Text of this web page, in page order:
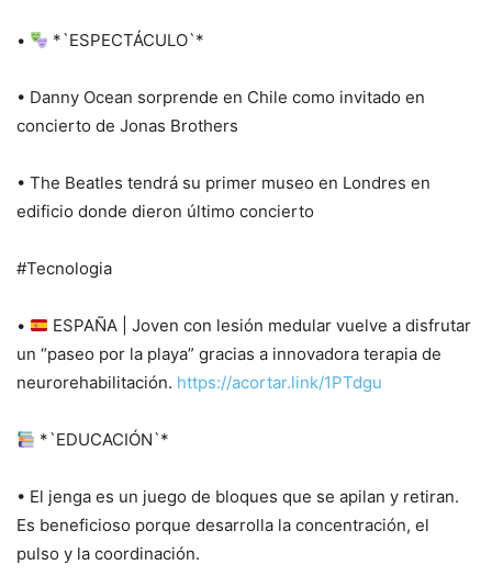
• *`ESPECTÁCULO`*
• Danny Ocean sorprende en Chile como invitado en
concierto de Jonas Brothers
• The Beatles tendrá su primer museo en Londres en
edificio donde dieron último concierto
#Tecnologia
•
ESPAÑA | Joven con lesión medular vuelve a disfrutar
un “paseo por la playa” gracias a innovadora terapia de
neurorehabilitación. https://acortar.link/1PTdgu
*`EDUCACIÓN`*
• El jenga es un juego de bloques que se apilan y retiran.
Es beneficioso porque desarrolla la concentración, el
pulso y la coordinación.